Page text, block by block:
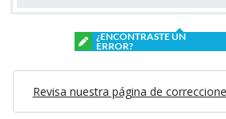
¿ENCONTRASTE UN
ERROR?
Revisa nuestra página de